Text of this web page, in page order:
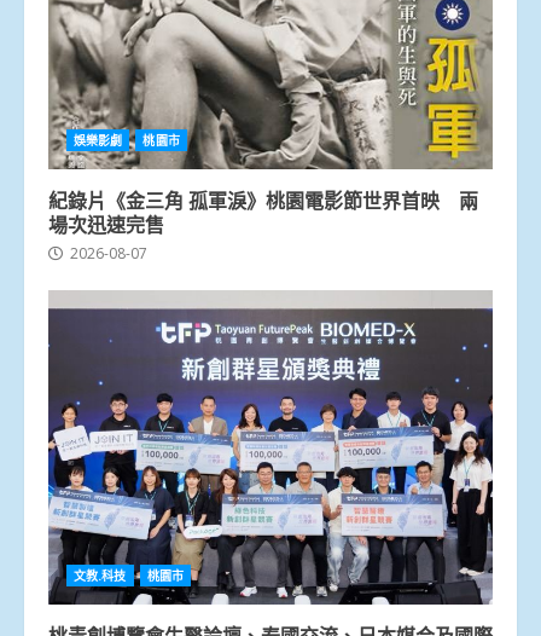
娛樂影劇 桃園市
紀錄片《金三角 孤軍淚》桃園電影節世界首映 兩
場次迅速完售
2026-08-07
文教.科技 桃園市